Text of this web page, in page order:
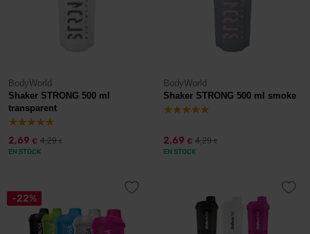
BodyWorld
Shaker STRONG 500 ml
transparent
2,69 € 4,29€
EN STOCK
BodyWorld
Shaker STRONG 500 ml smoke
2,69 € 4,29€
EN STOCK
-22%